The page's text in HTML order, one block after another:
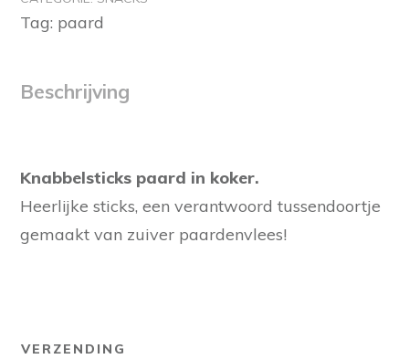
Tag: paard
Beschrijving
Knabbelsticks paard in koker.
Heerlijke sticks, een verantwoord tussendoortje
gemaakt van zuiver paardenvlees!
VERZENDING